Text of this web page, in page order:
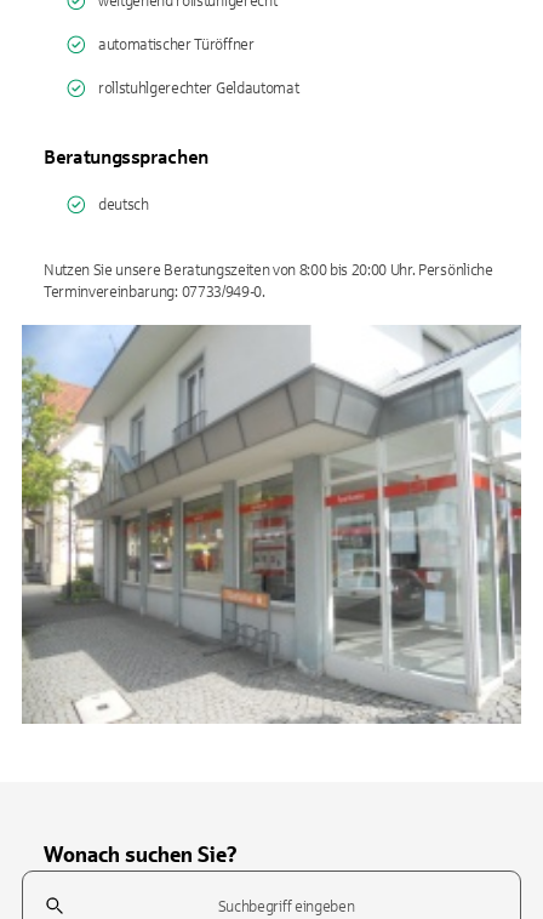
automatischer Türöffner
rollstuhlgerechter Geldautomat
Beratungssprachen
deutsch
Nutzen Sie unsere Beratungszeiten von 8:00 bis 20:00 Uhr. Persönliche
Terminvereinbarung: 07733/949-0.
Wonach suchen Sie?
Suchfeld